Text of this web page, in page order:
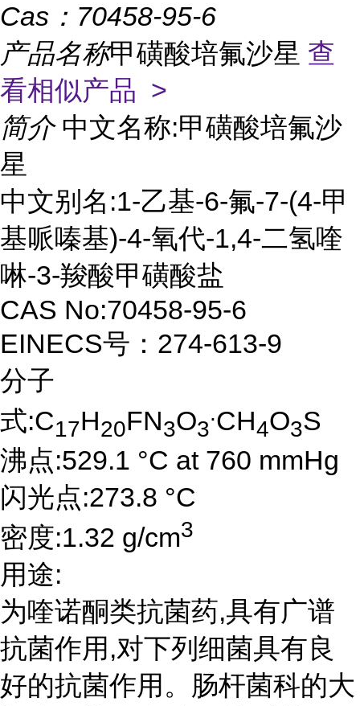
Cas： 70458-95-6
产品名称甲磺酸培氟沙星 查
看相似产品 >
简介 中文名称:甲磺酸培氟沙
星
中文别名:1-乙基-6-氟-7-(4-甲
基哌嗪基)-4-氧代-1,4-二氢喹
啉-3-羧酸甲磺酸盐
CAS No:70458-95-6
EINECS号：274-613-9
分子
式:C17H20FN3O3
.CH4O3S
沸点:529.1 °C at 760 mmHg
闪光点:273.8 °C
密度:1.32 g/cm3
用途:
为喹诺酮类抗菌药,具有广谱
抗菌作用,对下列细菌具有良
好的抗菌作用。肠杆菌科的大